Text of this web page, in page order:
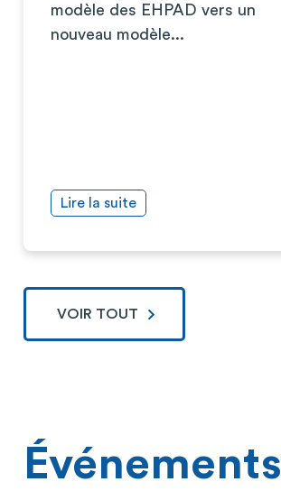
modèle des EHPAD vers un
nouveau modèle...
Lire la suite
VOIR TOUT
Événements